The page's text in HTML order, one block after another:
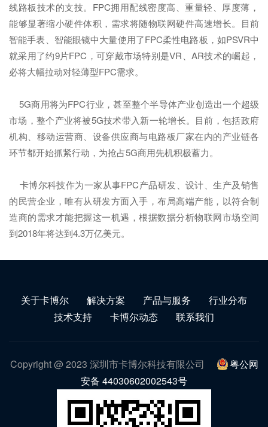
线路板技术的支技。FPC拥用配线密度高、重量轻、厚度薄，
能够显著缩小硬件体积，需求将随物联网硬件高速增长。目前
智能手表、智能眼镜中大量使用了FPC柔性电路板，如PSVR中
就采用了约9片FPC，可穿戴市场特别是VR、AR技术的崛起，
必将大幅拉动对轻薄型FPC需求。
5G商用将为FPC行业，甚至整个半导体产业创造出一个超级
市场，整个产业将被5G技术带入新一轮增长。目前，包括政府
机构、移动运营商、设备供应商与电路板厂家在内的产业链各
环节都开始抓紧行动，为抢占5G商用先机积极蓄力。
卡博尔科技作为一家从事FPC产品研发、设计、生产及销售
的民营企业，唯有从研发方面入手，布局高端产能，以符合制
造商的需求才能把握这一机遇，根据数据分析物联网市场空间
到2018年将达到4.3万亿美元。
关于卡博尔 解决方案 产品与服务
行业分布
技术支持
卡博尔动态 联系我们
Copyright @ 2023 深圳市卡博尔科技有限公司
粤公网
安备 44030602002543号